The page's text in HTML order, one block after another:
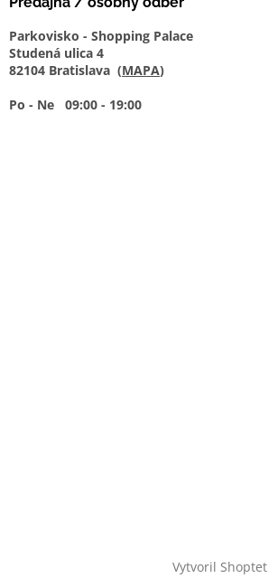
Parkovisko - Shopping Palace
Studená ulica 4
82104 Bratislava (MAPA)
Po - Ne 09:00 - 19:00
Vytvoril Shoptet